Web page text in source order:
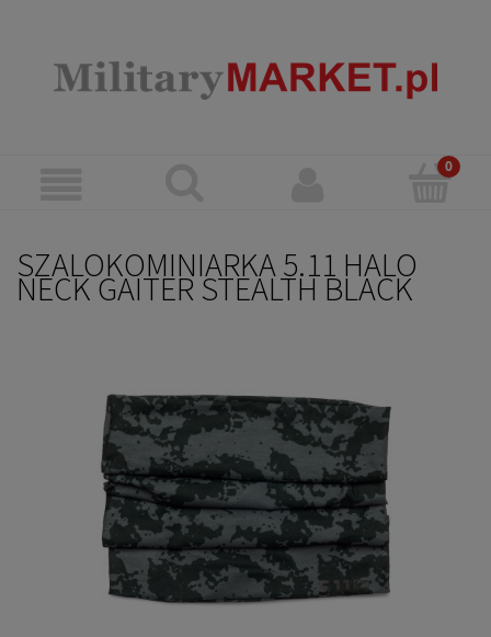
SZALOKOMINIARKA 5.11 HALO
NECK GAITER STEALTH BLACK